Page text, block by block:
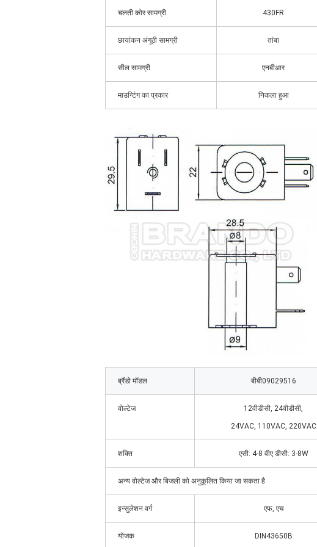
चलती कोर सामग्री 430FR
छायांकन अंगूठी सामग्री तांबा
सील सामग्री एनबीआर
माउन्टिंग का प्रकार निकला हुआ
ब्रैंडो मॉडल बीबी09029516
वोल्टेज 12वीडीसी, 24वीडीसी,
24VAC, 110VAC, 220VAC
शक्ति एसी: 4-8 वीए डीसी: 3-8W
अन्य वोल्टेज और बिजली को अनुकूलित किया जा सकता है
इन्सुलेशन वर्ग एफ, एच
योजक DIN43650B